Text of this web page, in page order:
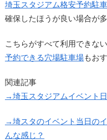
埼玉スタジアム格安予約駐
確保したほうが良い場合が多
こちらがすべて利用できな
予約できる穴場駐車場もお
関連記事
→埼玉スタジアムイベント
→埼スタのイベント当日の
んな感じ？